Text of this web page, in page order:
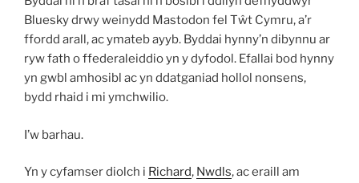
Bluesky drwy weinydd Mastodon fel Tŵt Cymru, a’r
ffordd arall, ac ymateb ayyb. Byddai hynny’n dibynnu ar
ryw fath o ffederaleiddio yn y dyfodol. Efallai bod hynny
yn gwbl amhosibl ac yn ddatganiad hollol nonsens,
bydd rhaid i mi ymchwilio.
I’w barhau.
Yn y cyfamser diolch i Richard, Nwdls, ac eraill am